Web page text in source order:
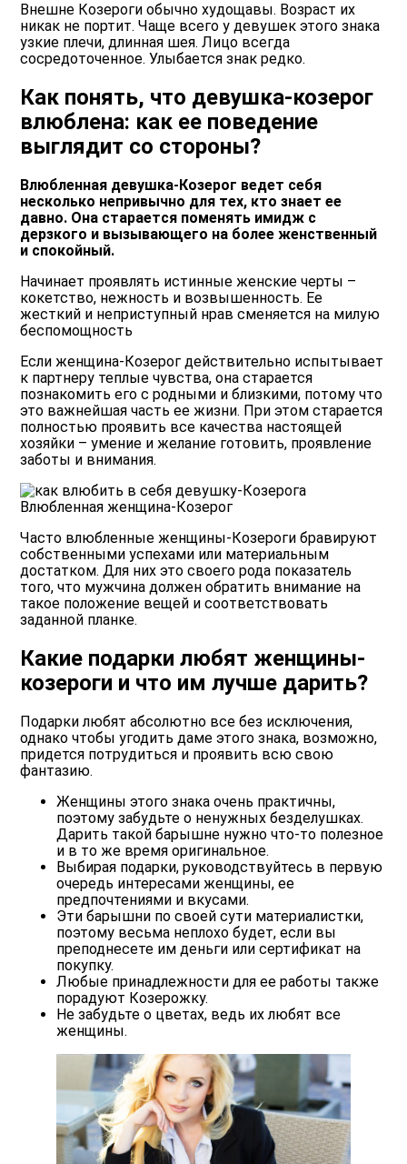
Внешне Козероги обычно худощавы. Возраст их
никак не портит. Чаще всего у девушек этого знака
узкие плечи, длинная шея. Лицо всегда
сосредоточенное. Улыбается знак редко.
Как понять, что девушка-козерог
влюблена: как ее поведение
выглядит со стороны?
Влюбленная девушка-Козерог ведет себя
несколько непривычно для тех, кто знает ее
давно. Она старается поменять имидж с
дерзкого и вызывающего на более женственный
и спокойный.
Начинает проявлять истинные женские черты –
кокетство, нежность и возвышенность. Ее
жесткий и неприступный нрав сменяется на милую
беспомощность
Если женщина-Козерог действительно испытывает
к партнеру теплые чувства, она старается
познакомить его с родными и близкими, потому что
это важнейшая часть ее жизни. При этом старается
полностью проявить все качества настоящей
хозяйки – умение и желание готовить, проявление
заботы и внимания.
Влюбленная женщина-Козерог
Часто влюбленные женщины-Козероги бравируют
собственными успехами или материальным
достатком. Для них это своего рода показатель
того, что мужчина должен обратить внимание на
такое положение вещей и соответствовать
заданной планке.
Какие подарки любят женщины-
козероги и что им лучше дарить?
Подарки любят абсолютно все без исключения,
однако чтобы угодить даме этого знака, возможно,
придется потрудиться и проявить всю свою
фантазию.
Женщины этого знака очень практичны,
поэтому забудьте о ненужных безделушках.
Дарить такой барышне нужно что-то полезное
и в то же время оригинальное.
Выбирая подарки, руководствуйтесь в первую
очередь интересами женщины, ее
предпочтениями и вкусами.
Эти барышни по своей сути материалистки,
поэтому весьма неплохо будет, если вы
преподнесете им деньги или сертификат на
покупку.
Любые принадлежности для ее работы также
порадуют Козерожку.
Не забудьте о цветах, ведь их любят все
женщины.